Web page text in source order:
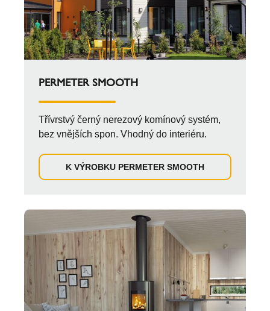
PERMETER SMOOTH
Třívrstvý černý nerezový komínový systém,
bez vnějších spon. Vhodný do interiéru.
K VÝROBKU PERMETER SMOOTH